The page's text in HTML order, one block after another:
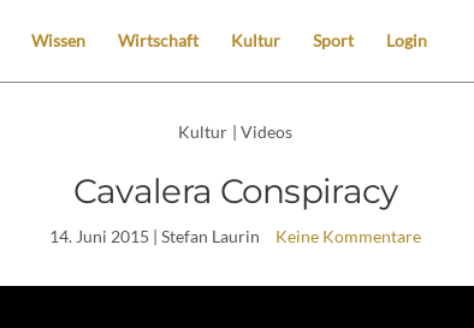
Wissen Wirtschaft Kultur Sport Login
Kultur | Videos
Cavalera Conspiracy
14. Juni 2015 | Stefan Laurin Keine Kommentare